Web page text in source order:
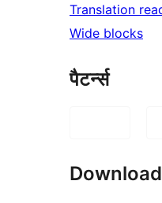
Translation
Wide blocks
पैटर्न्स